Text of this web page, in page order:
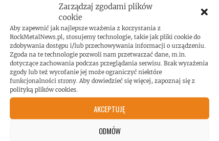
Zarządzaj zgodami plików
cookie
Aby zapewnić jak najlepsze wrażenia z korzystania z
RockMetalNews.pl, stosujemy technologie, takie jak pliki cookie do
zdobywania dostępu i/lub przechowywania informacji o urządzeniu.
Zgoda na te technologie pozwoli nam przetwarzać dane, m.in.
dotyczące zachowania podczas przeglądania serwisu. Brak wyrażenia
zgody lub też wycofanie jej może ograniczyć niektóre
funkcjonalności strony. Aby dowiedzieć się więcej, zapoznaj się z
polityką plików cookies.
AKCEPTUJĘ
ODMÓW
ZESPOŁÓW, KONCERTÓW I
LUDZI ZWIĄZANYCH Z
MUZYKĄ, BY DOSTARCZAĆ
WAM NAJLEPSZE TREŚCI
VIDEO